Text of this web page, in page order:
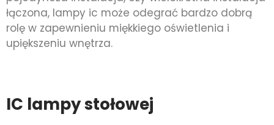
łączona, lampy ic może odegrać bardzo dobrą
rolę w zapewnieniu miękkiego oświetlenia i
upiększeniu wnętrza.
IC lampy stołowej